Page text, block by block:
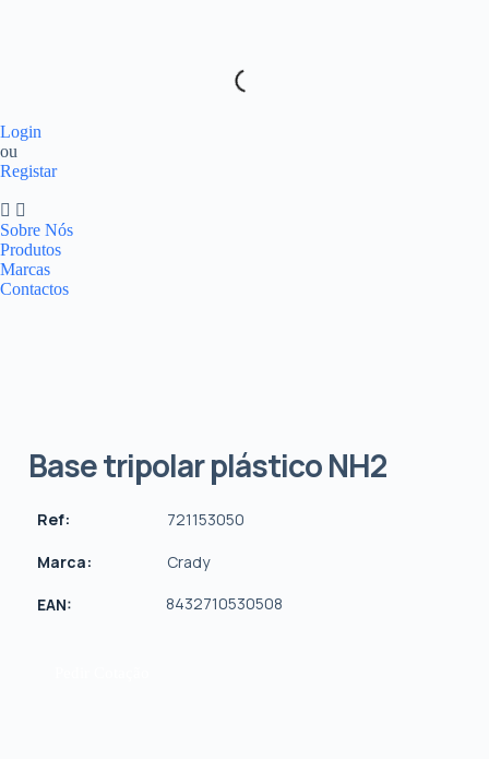
Login
ou
Registar
Sobre Nós
Produtos
Marcas
Contactos
Base tripolar plástico NH2
Ref: 721153050
Marca: Crady
EAN: 8432710530508